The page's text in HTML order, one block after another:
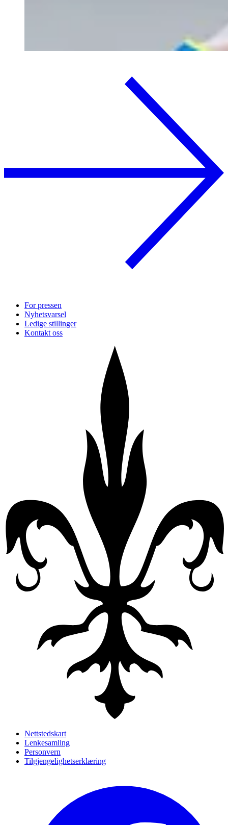
For pressen
Nyhetsvarsel
Ledige stillinger
Kontakt oss
Nettstedskart
Lenkesamling
Personvern
Tilgjengelighetserklæring